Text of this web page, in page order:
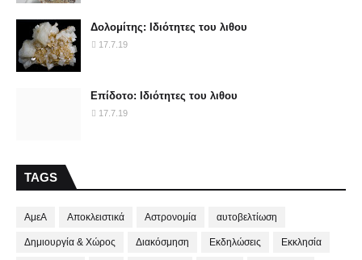
Δολομίτης: Ιδιότητες του λιθου
17.7.19
Επίδοτο: Ιδιότητες του λιθου
17.7.19
TAGS
ΑμεΑ Αποκλειστικά Αστρονομία αυτοβελτίωση
Δημιουργία & Χώρος Διακόσμηση Εκδηλώσεις Εκκλησία